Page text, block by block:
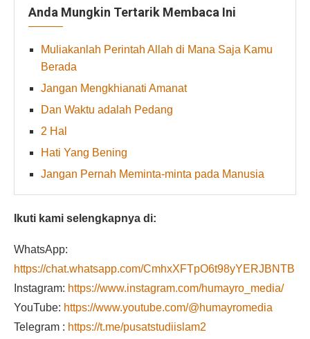
Anda Mungkin Tertarik Membaca Ini
Muliakanlah Perintah Allah di Mana Saja Kamu
Berada
Jangan Mengkhianati Amanat
Dan Waktu adalah Pedang
2 Hal
Hati Yang Bening
Jangan Pernah Meminta-minta pada Manusia
Ikuti kami selengkapnya di:
WhatsApp:
https://chat.whatsapp.com/CmhxXFTpO6t98yYERJBNTB
Instagram: https://www.instagram.com/humayro_media/
YouTube: https://www.youtube.com/@humayromedia
Telegram : https://t.me/pusatstudiislam2